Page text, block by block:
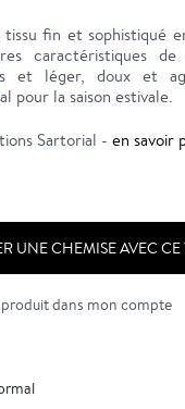
tissu fin et sophistiqué
caractéristiques
et léger, doux et
pour la saison estivale.
Sartorial - en savoir
UNE CHEMISE AVEC CE
dans mon compte